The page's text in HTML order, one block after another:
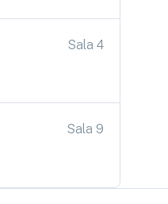
Sala 4
Sala 9